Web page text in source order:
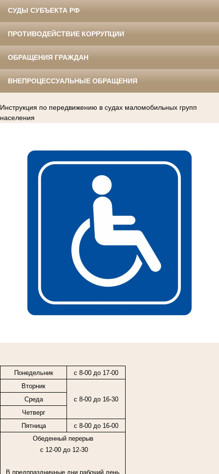
СУДЫ СУБЪЕКТА РФ
ПРОТИВОДЕЙСТВИЕ КОРРУПЦИИ
ОБРАЩЕНИЯ ГРАЖДАН
ВНЕПРОЦЕССУАЛЬНЫЕ ОБРАЩЕНИЯ
Инструкция по передвижению в судах маломобильных групп
населения
Понедельник
с 8-00 до 17-00
Вторник
с 8-00 до 16-30
Среда
Четверг
Пятница
с 8-00 до 16-00
Обеденный перерыв
с 12-00 до 12-30
В предпраздничные дни рабочий день